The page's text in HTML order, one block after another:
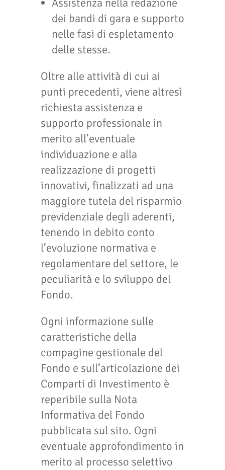
dei bandi di gara e supporto
nelle fasi di espletamento
delle stesse.
Oltre alle attività di cui ai
punti precedenti, viene altresì
richiesta assistenza e
supporto professionale in
merito all’eventuale
individuazione e alla
realizzazione di progetti
innovativi, finalizzati ad una
maggiore tutela del risparmio
previdenziale degli aderenti,
tenendo in debito conto
l’evoluzione normativa e
regolamentare del settore, le
peculiarità e lo sviluppo del
Fondo.
Ogni informazione sulle
caratteristiche della
compagine gestionale del
Fondo e sull’articolazione dei
Comparti di Investimento è
reperibile sulla Nota
Informativa del Fondo
pubblicata sul sito. Ogni
eventuale approfondimento in
merito al processo selettivo